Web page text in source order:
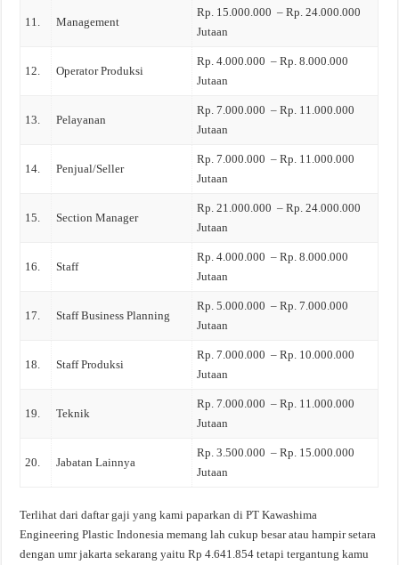
11. Management
Rp. 15.000.000 – Rp. 24.000.000
Jutaan
12. Operator Produksi
Rp. 4.000.000 – Rp. 8.000.000
Jutaan
13. Pelayanan
Rp. 7.000.000 – Rp. 11.000.000
Jutaan
14. Penjual/Seller
Rp. 7.000.000 – Rp. 11.000.000
Jutaan
15. Section Manager
Rp. 21.000.000 – Rp. 24.000.000
Jutaan
16. Staff
Rp. 4.000.000 – Rp. 8.000.000
Jutaan
17. Staff Business Planning
Rp. 5.000.000 – Rp. 7.000.000
Jutaan
18. Staff Produksi
Rp. 7.000.000 – Rp. 10.000.000
Jutaan
19. Teknik
Rp. 7.000.000 – Rp. 11.000.000
Jutaan
20. Jabatan Lainnya
Rp. 3.500.000 – Rp. 15.000.000
Jutaan
Terlihat dari daftar gaji yang kami paparkan di PT Kawashima
Engineering Plastic Indonesia memang lah cukup besar atau hampir setara
dengan umr jakarta sekarang yaitu Rp 4.641.854 tetapi tergantung kamu